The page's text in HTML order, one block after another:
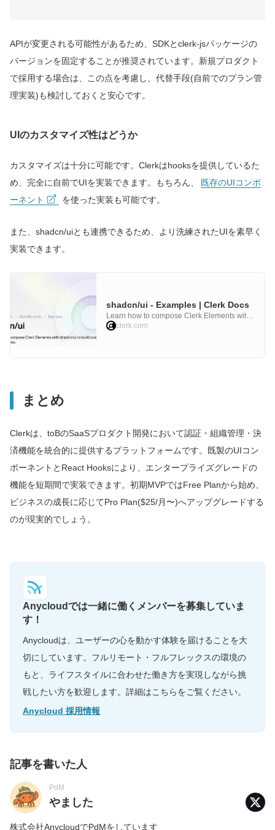
APIが変更される可能性があるため、SDKとclerk-jsパッケージの
バージョンを固定することが推奨されています。新規プロダクト
で採用する場合は、この点を考慮し、代替手段(自前でのプラン管
理実装)も検討しておくと安心です。
UIのカスタマイズ性はどうか
カスタマイズは十分に可能です。Clerkはhooksを提供しているた
め、完全に自前でUIを実装できます。もちろん、
既存のUIコンポ
ーネント
を使った実装も可能です。
また、shadcn/uiとも連携できるため、より洗練されたUIを素早く
実装できます。
shadcn/ui - Examples | Clerk Docs
Learn how to compose Clerk Elements with
shadcn/ui to build custom sign in and sign
clerk.com
まとめ
Clerkは、toBのSaaSプロダクト開発において認証・組織管理・決
済機能を統合的に提供するプラットフォームです。既製のUIコン
ポーネントとReact Hooksにより、エンタープライズグレードの
機能を短期間で実装できます。初期MVPではFree Planから始め、
ビジネスの成長に応じてPro Plan($25/月〜)へアップグレードする
のが現実的でしょう。
Anycloudでは一緒に働くメンバーを募集していま
す！
Anycloudは、ユーザーの心を動かす体験を届けることを大
切にしています。フルリモート・フルフレックスの環境の
もと、ライフスタイルに合わせた働き方を実現しながら挑
戦したい方を歓迎します。詳細はこちらをご覧ください。
Anycloud 採用情報
記事を書いた人
PdM
やました
株式会社AnycloudでPdMをしています